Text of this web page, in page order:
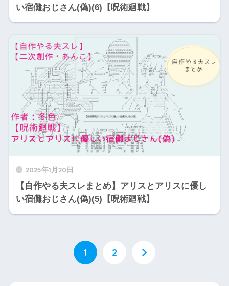
い宿儺おじさん(偽)(6)【呪術廻戦】
2025年1月20日
【自作やる夫スレまとめ】アリスとアリスに優し
い宿儺おじさん(偽)(5)【呪術廻戦】
1 2